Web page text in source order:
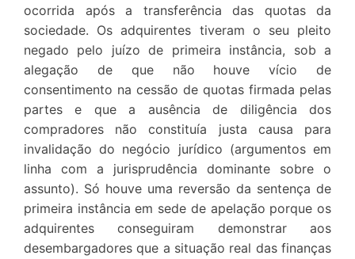
ocorrida após a transferência das quotas da
sociedade. Os adquirentes tiveram o seu pleito
negado pelo juízo de primeira instância, sob a
alegação de que não houve vício de
consentimento na cessão de quotas firmada pelas
partes e que a ausência de diligência dos
compradores não constituía justa causa para
invalidação do negócio jurídico (argumentos em
linha com a jurisprudência dominante sobre o
assunto). Só houve uma reversão da sentença de
primeira instância em sede de apelação porque os
adquirentes conseguiram demonstrar aos
desembargadores que a situação real das finanças